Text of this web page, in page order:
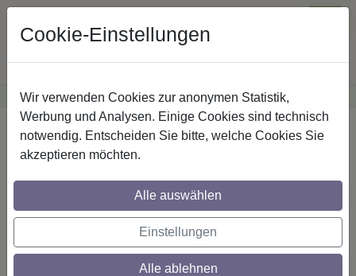
Günstige Versandkosteninnerhalb Österreichs· Sichere Zahlung
Startseite Innenlaufstangen Aluminium / Metall
Gardinenstangen mit eckigem Innenlauf
aus Aluminium / Metall in 14x35 mm, 2-
läufig, Modell SMARTLINE - Lox Schwarz
/ Weiß
Cookie-Einstellungen
Wir verwenden Cookies zur anonymen Statistik,
Werbung und Analysen. Einige Cookies sind technisch
notwendig. Entscheiden Sie bitte, welche Cookies Sie
akzeptieren möchten.
Alle auswählen
Einstellungen
Alle ablehnen